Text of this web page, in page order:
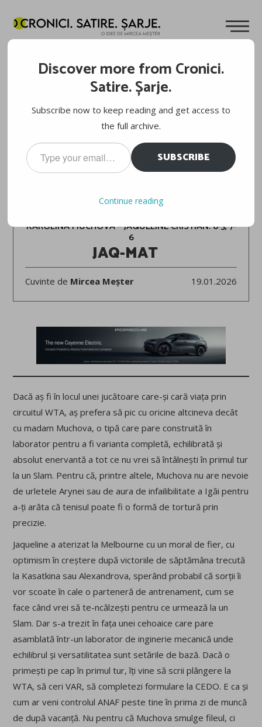
AUSTRALIAN OPEN 2026
KAROLINA MUCHOVA – JAQUELINE CRISTIAN: 6-3, 7-
6
JAQ-MAT
Cuvinte de Mircea Meșter 19.01.2026
Dacă aș fi în locul unei jucătoare care-și cară viața prin
circuitul WTA, aș prefera să pic cu oricine altcineva decât
cu madam Muchova, o tipă care pare construită în
laborator pentru a fi varianta completă, echilibrată și
absolut enervantă a tot ce nu vrei să întâlnești în primul tur
la un Slam. Pentru că, printre altele, Muchova nu are nevoie
de urletele Arynei sau de aura de infailibilitate a Igăi pentru
a-ți arăta că tenisul poate fi o formă de tortură prin
precizie.
Jaqueline a aterizat la Melbourne cu un moral de fier, cu
optimism în creștere după victoriile de săptămâna trecută
la Kasatkina sau Alexandrova, sperând probabil că sorții îi
vor scoate în cale o parteneră de antrenament, cum se
face când vrei să te-ncălzești pentru ce urmează la un
Slam. Dar s-a trezit în fața unei cehoaice care pare
asamblată într-un laborator de inginerie mecanică unde
echilibrul și versatilitatea sunt setările de bază. Dacă o
primești pe cap în primul tur, îți vine să scrii plângere la
WTA, să ceri VAR, să completezi formulare la CEDO. E ca și
cum ar veni controlul ANAF peste tine în prima zi de muncă
de după vacanță. Nu pentru că Muchova smulge fileul, ci
Discover more from Cronici.
Satire. Șarje.
Subscribe now to keep reading and get access to
the full archive.
Type
your
email…
SUBSCRIBE
Continue reading